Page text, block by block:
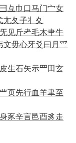
彐彑巾口马门宀女
尢夂子丬 夊
旡见斤耂毛木肀牛
文毋心牙爻曰月爫
皮生石矢示罒田玄
覀页先行血羊聿至
身豕辛言邑酉豸走